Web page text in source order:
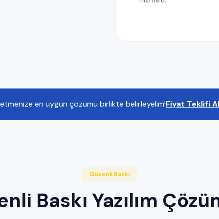
en uygun çözümü birlikte belirleyelim!Fiyat Teklifi
Güvenli Baskı
Baskı Yazılım